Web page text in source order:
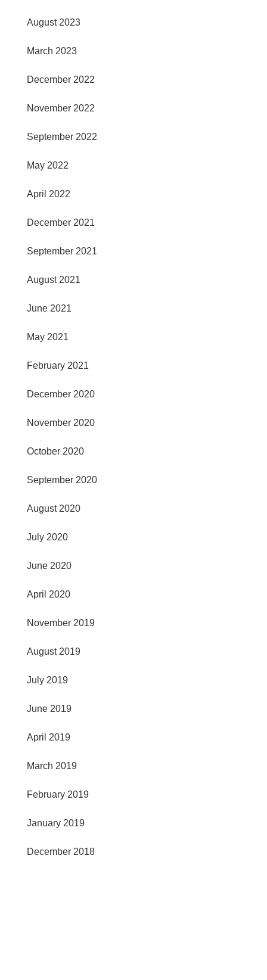
August 2023
March 2023
December 2022
November 2022
September 2022
May 2022
April 2022
December 2021
September 2021
August 2021
June 2021
May 2021
February 2021
December 2020
November 2020
October 2020
September 2020
August 2020
July 2020
June 2020
April 2020
November 2019
August 2019
July 2019
June 2019
April 2019
March 2019
February 2019
January 2019
December 2018